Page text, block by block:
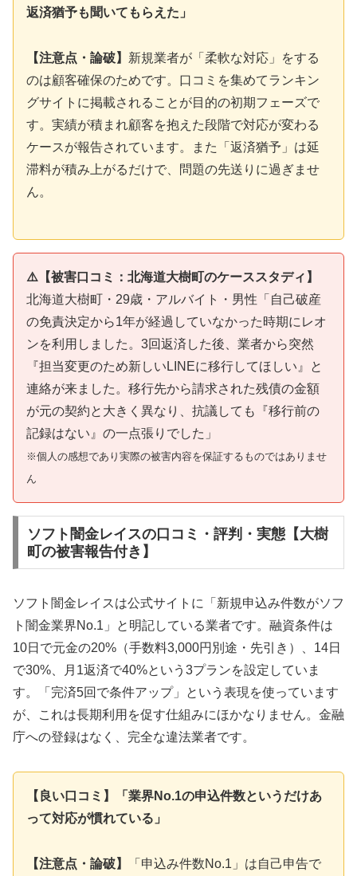
返済猶予も聞いてもらえた」
【注意点・論破】 新規業者が「柔軟な対応」をする
のは顧客確保のためです。口コミを集めてランキン
グサイトに掲載されることが目的の初期フェーズで
す。実績が積まれ顧客を抱えた段階で対応が変わる
ケースが報告されています。また「返済猶予」は延
滞料が積み上がるだけで、問題の先送りに過ぎませ
ん。
⚠️【被害口コミ：北海道大樹町のケーススタディ】
北海道大樹町・29歳・アルバイト・男性「自己破産
の免責決定から1年が経過していなかった時期にレオ
ンを利用しました。3回返済した後、業者から突然
『担当変更のため新しいLINEに移行してほしい』と
連絡が来ました。移行先から請求された残債の金額
が元の契約と大きく異なり、抗議しても『移行前の
記録はない』の一点張りでした」
※個人の感想であり実際の被害内容を保証するものではありませ
ん
ソフト闇金レイスの口コミ・評判・実態【大樹
町の被害報告付き】
ソフト闇金レイスは公式サイトに「新規申込み件数がソフ
ト闇金業界No.1」と明記している業者です。融資条件は
10日で元金の20%（手数料3,000円別途・先引き）、14日
で30%、月1返済で40%という3プランを設定していま
す。「完済5回で条件アップ」という表現を使っています
が、これは長期利用を促す仕組みにほかなりません。金融
庁への登録はなく、完全な違法業者です。
【良い口コミ】「業界No.1の申込件数というだけあ
って対応が慣れている」
【注意点・論破】
「申込み件数No.1」は自己申告で